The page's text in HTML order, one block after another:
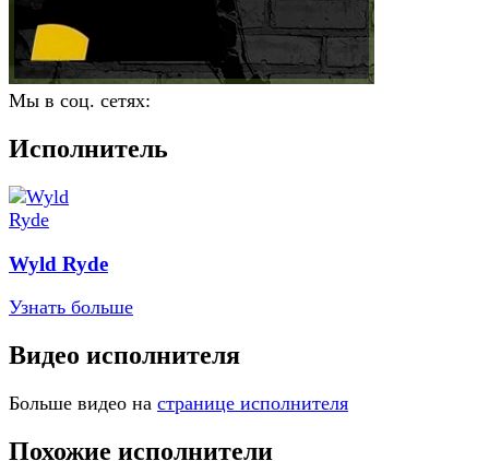
Мы в соц. сетях:
Исполнитель
Wyld Ryde
Узнать больше
Видео исполнителя
Больше видео на странице исполнителя
Похожие исполнители